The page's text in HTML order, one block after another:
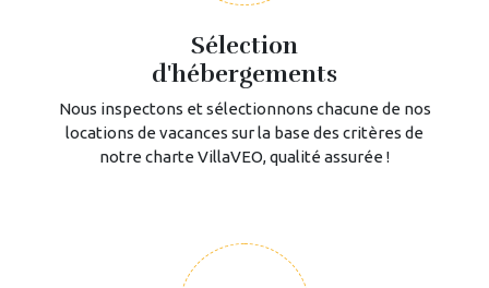
Sélection
d'hébergements
Nous inspectons et sélectionnons chacune de nos
locations de vacances sur la base des critères de
notre charte VillaVEO, qualité assurée !